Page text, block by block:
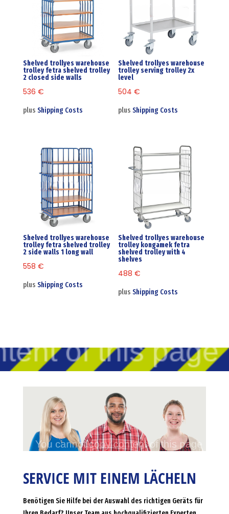
Shelved trollyes warehouse
trolley fetra shelved trolley
2 closed side walls
536 €
plus Shipping Costs
Shelved trollyes warehouse
trolley serving trolley 2x
level
504€
plusShipping Costs
Shelved trollyes warehouse
trolley fetra shelved trolley
2 side walls 1 long wall
558 €
plus Shipping Costs
Shelved trollyes warehouse
trolley kongamek fetra
shelved trolley with 4
shelves
488€
plusShipping Costs
SERVICE MIT EINEM LÄCHELN
Benötigen Sie Hilfe bei der Auswahl des richtigen Geräts für